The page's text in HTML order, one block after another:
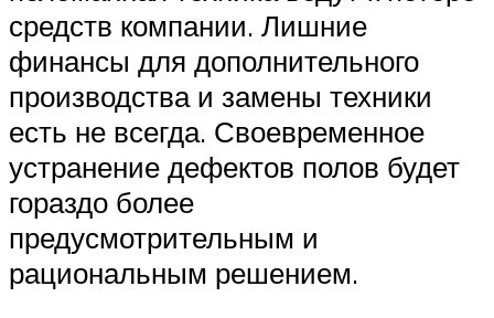
средств компании. Лишние
финансы для дополнительного
производства и замены техники
есть не всегда. Своевременное
устранение дефектов полов будет
гораздо более
предусмотрительным и
рациональным решением.